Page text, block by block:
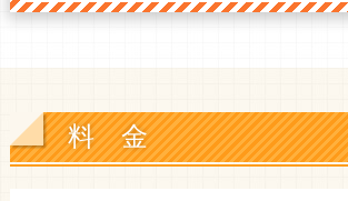
料 金